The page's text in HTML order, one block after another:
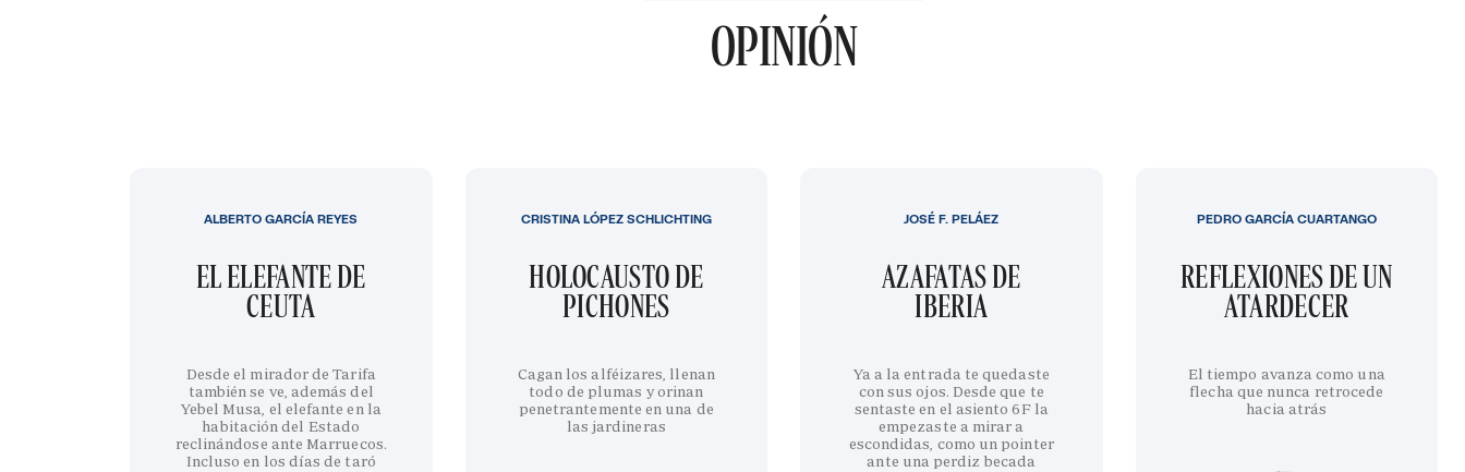
OPINIÓN
EL ELEFANTE DE
CEUTA
Desde el mirador de Tarifa
también se ve, además del
Yebel Musa, el elefante en la
habitación del Estado
reclinándose ante Marruecos.
Incluso en los días de taró
ALBERTO GARCÍA REYES
HOLOCAUSTO DE
PICHONES
Cagan los alféizares, llenan
todo de plumas y orinan
penetrantemente en una de
las jardineras
CRISTINA LÓPEZ SCHLICHTING
AZAFATAS DE
IBERIA
Ya a la entrada te quedaste
con sus ojos. Desde que te
sentaste en el asiento 6F la
empezaste a mirar a
escondidas, como un pointer
ante una perdiz becada
JOSÉ F. PELÁEZ
REFLEXIONES DE UN
ATARDECER
El tiempo avanza como una
flecha que nunca retrocede
hacia atrás
PEDRO GARCÍA CUARTANGO